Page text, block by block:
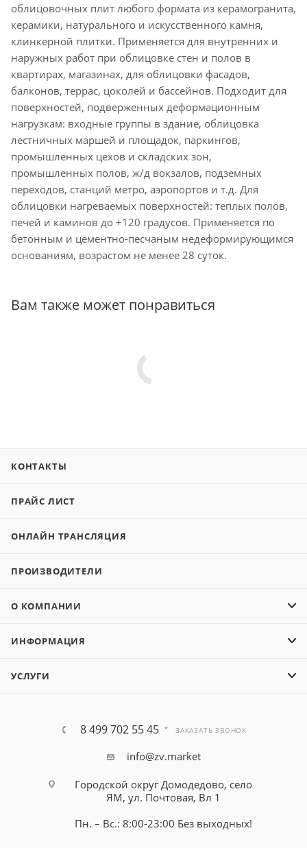
облицовочных плит любого формата из керамогранита,
керамики, натурального и искусственного камня,
клинкерной плитки. Применяется для внутренних и
наружных работ при облицовке стен и полов в
квартирах, магазинах, для облицовки фасадов,
балконов, террас, цоколей и бассейнов. Подходит для
поверхностей, подверженных деформационным
нагрузкам: входные группы в здание, облицовка
лестничных маршей и площадок, паркингов,
промышленных цехов и складских зон,
промышленных полов, ж/д вокзалов, подземных
переходов, станций метро, аэропортов и т.д. Для
облицовки нагреваемых поверхностей: теплых полов,
печей и каминов до +120 градусов. Применяется по
бетонным и цементно-песчаным недеформирующимся
основаниям, возрастом не менее 28 суток.
Вам также может понравиться
КОНТАКТЫ
ПРАЙС ЛИСТ
ОНЛАЙН ТРАНСЛЯЦИЯ
ПРОИЗВОДИТЕЛИ
О КОМПАНИИ
ИНФОРМАЦИЯ
УСЛУГИ
8 499 702 55 45 ЗАКАЗАТЬ ЗВОНОК
info@zv.market
Городской округ Домодедово, село
ЯМ, ул. Почтовая, Вл 1
Пн. – Вс.: 8:00-23:00 Без выходных!